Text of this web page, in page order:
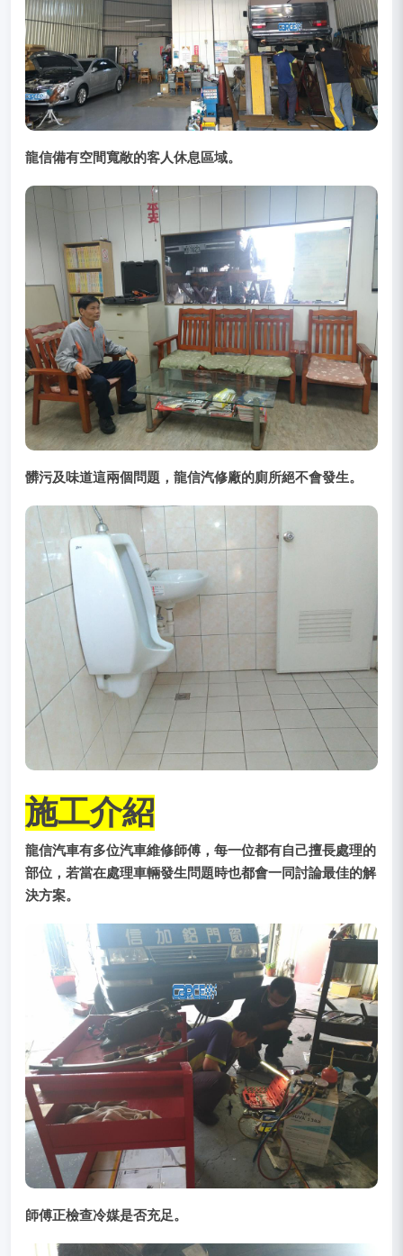
龍信備有空間寬敞的客人休息區域。
髒污及味道這兩個問題，龍信汽修廠的廁所絕不會發生。
施工介紹
龍信汽車有多位汽車維修師傅，每一位都有自己擅長處理的
部位，若當在處理車輛發生問題時也都會一同討論最佳的解
決方案。
師傅正檢查冷媒是否充足。